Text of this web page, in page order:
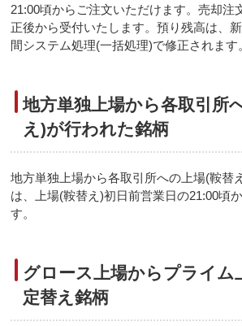
21:00頃からご注文いただけます。売却注
正後から受付いたします。預り残高は、
間システム処理(一括処理)で修正されます
地方単独上場から各取引所
え)が行われた銘柄
地方単独上場から各取引所への上場(鞍替
は、上場(鞍替え)初日前営業日の21:00頃
す。
グロース上場からプライム
定替え銘柄